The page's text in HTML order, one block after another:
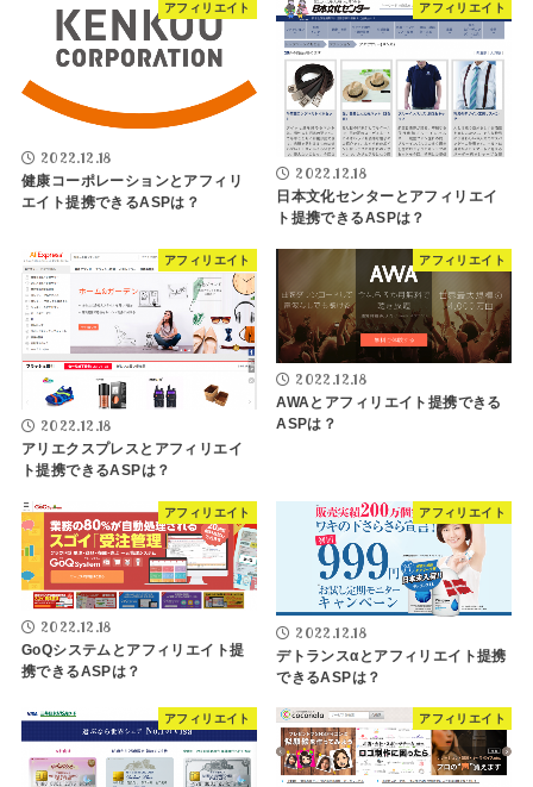
アフィリエイト
2022.12.18
健康コーポレーションとアフィリ
エイト提携できるASPは？
アフィリエイト
2022.12.18
日本文化センターとアフィリエイ
ト提携できるASPは？
アフィリエイト
2022.12.18
アリエクスプレスとアフィリエイ
ト提携できるASPは？
アフィリエイト
2022.12.18
AWAとアフィリエイト提携できる
ASPは？
アフィリエイト
2022.12.18
GoQシステムとアフィリエイト提
携できるASPは？
アフィリエイト
2022.12.18
デトランスαとアフィリエイト提携
できるASPは？
アフィリエイト アフィリエイト